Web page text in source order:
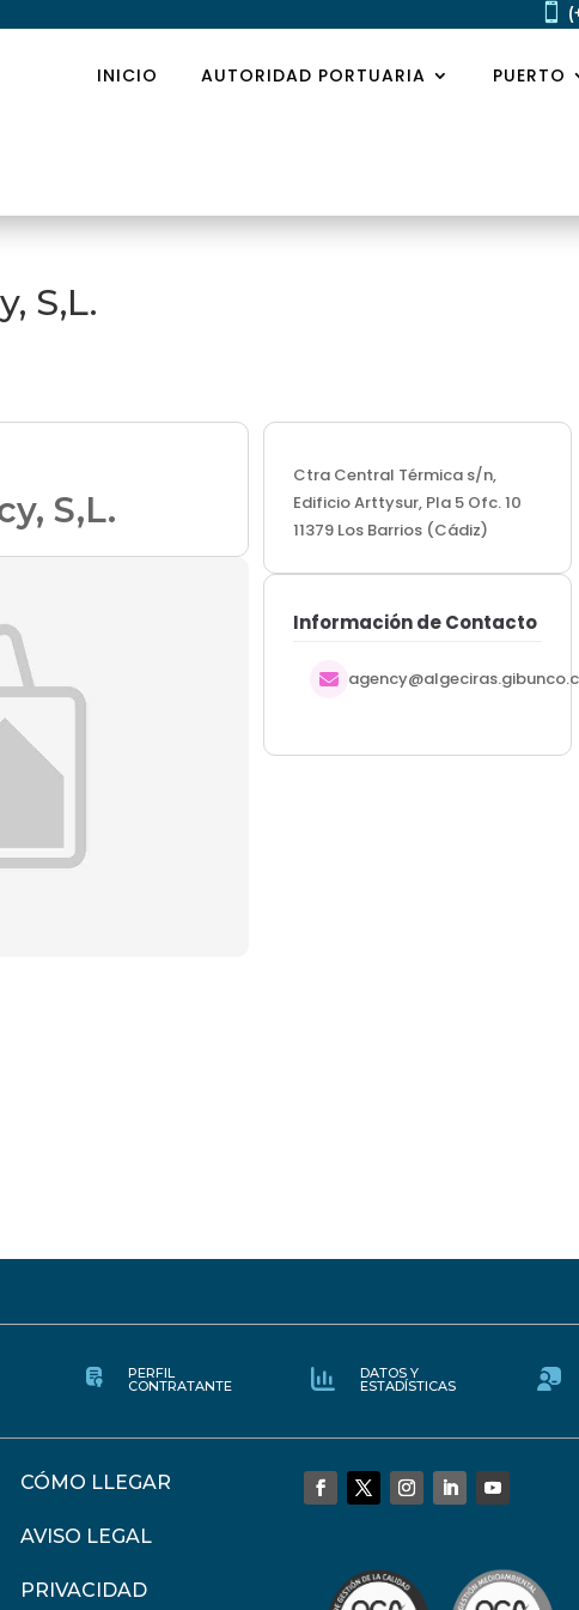

INICIO AUTORIDAD PORTUARIA PUERTO
S,L.
S,L.
Ctra Central Térmica s/n,
Edificio Arttysur, Pla 5 Ofc. 10
11379 Los Barrios (Cádiz)
Información de Contacto
PERFIL
CONTRATANTE
DATOS Y
ESTADÍSTICAS
CÓMO LLEGAR
AVISO LEGAL
PRIVACIDAD